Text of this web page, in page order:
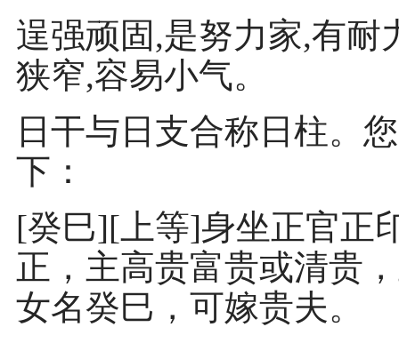
逞强顽固,是努力家,有耐
狭窄,容易小气。
日干与日支合称日柱。
下：
[癸巳][上等]身坐正官正
正，主高贵富贵或清贵
女名癸巳，可嫁贵夫。